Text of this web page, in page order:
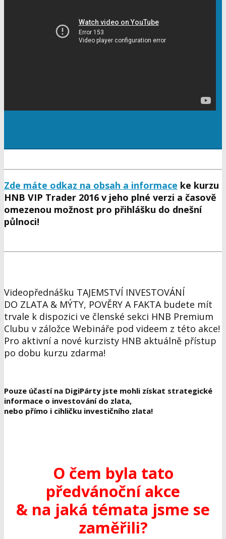
Zde máte odkaz na obsah a informace ke kurzu
HNB VIP Trader 2016 v jeho plné verzi a časově
omezenou možnost pro přihlášku do dnešní
půlnoci!
Videopřednášku TAJEMSTVÍ INVESTOVÁNÍ
DO ZLATA & MÝTY, POVĚRY A FAKTA budete mít
trvale k dispozici ve členské sekci HNB Premium
Clubu v záložce Webináře pod videem z této akce!
Pro aktivní a nové kurzisty HNB aktuálně přístup
po dobu kurzu zdarma!
Pouze účastí na DigiPárty jste mohli získat strategické
informace o investování do zlata,
nebo přímo i cihličku investičního zlata!
O čem byla tato
předvánoční akce
& na jaká témata jsme se
zaměřili?